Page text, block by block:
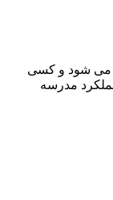
شود و کسی
مدرسه